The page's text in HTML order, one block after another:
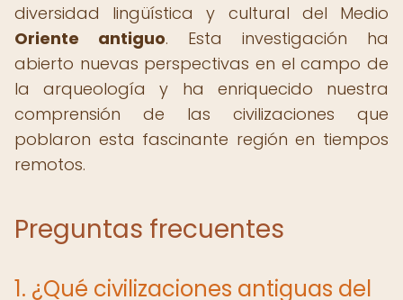
diversidad lingüística y cultural del Medio
Oriente antiguo. Esta investigación ha
abierto nuevas perspectivas en el campo de
la arqueología y ha enriquecido nuestra
comprensión de las civilizaciones que
poblaron esta fascinante región en tiempos
remotos.
Preguntas frecuentes
1. ¿Qué civilizaciones antiguas del